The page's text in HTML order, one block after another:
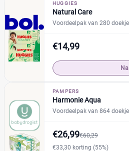
HUGGIES
Natural Care
Voordeelpak van 280
€14,99
PAMPERS
Harmonie Aqua
Voordeelpak van 864
€26,99€60,29
€33,30 korting (55%)